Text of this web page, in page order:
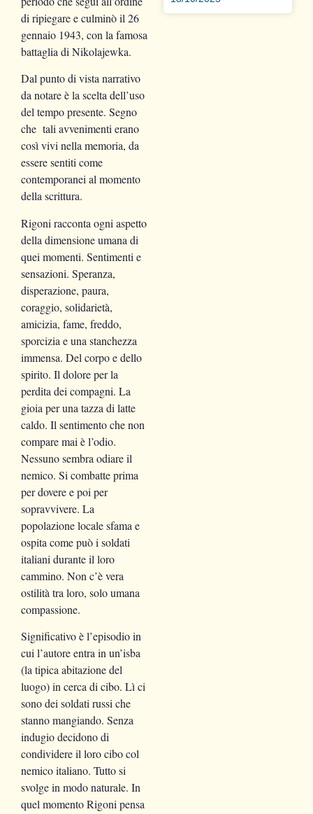
di ripiegare e culminò il 26
gennaio 1943, con la famosa
battaglia di Nikolajewka.
Dal punto di vista narrativo
da notare è la scelta dell’uso
del tempo presente. Segno
che tali avvenimenti erano
così vivi nella memoria, da
essere sentiti come
contemporanei al momento
della scrittura.
Rigoni racconta ogni aspetto
della dimensione umana di
quei momenti. Sentimenti e
sensazioni. Speranza,
disperazione, paura,
coraggio, solidarietà,
amicizia, fame, freddo,
sporcizia e una stanchezza
immensa. Del corpo e dello
spirito. Il dolore per la
perdita dei compagni. La
gioia per una tazza di latte
caldo. Il sentimento che non
compare mai è l’odio.
Nessuno sembra odiare il
nemico. Si combatte prima
per dovere e poi per
sopravvivere. La
popolazione locale sfama e
ospita come può i soldati
italiani durante il loro
cammino. Non c’è vera
ostilità tra loro, solo umana
compassione.
Significativo è l’episodio in
cui l’autore entra in un’isba
(la tipica abitazione del
luogo) in cerca di cibo. Lì ci
sono dei soldati russi che
stanno mangiando. Senza
indugio decidono di
condividere il loro cibo col
nemico italiano. Tutto si
svolge in modo naturale. In
quel momento Rigoni pensa